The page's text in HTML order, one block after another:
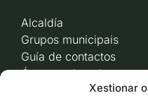
Xestionar
Alcaldía
Grupos municipais
Guía de contactos
Órganos de goberno
Acceso a videoactas